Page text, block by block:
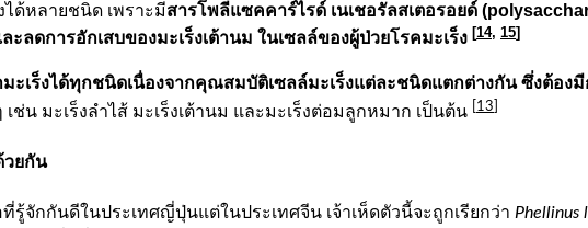
ด้หลายชนิด เพราะมีสารโพลีแซคคาร์ไรด์ เนเชอรัลสเตอรอยด์ (
ะลดการอักเสบของมะเร็งเต้านม ในเซลล์ของผู้ป่วยโรคมะเร็ง [14, 15]
เร็งได้ทุกชนิดเนื่องจากคุณสมบัติเซลล์มะเร็งแต่ละชนิดแตกต่างกัน ซึ่งต้อง
น มะเร็งลำไส้ มะเร็งเต้านม และมะเร็งต่อมลูกหมาก เป็นต้น
13
วยกัน
รู้จักกันดีในประเทศญี่ปุ่นแต่ในประเทศจีน เจ้าเห็ดตัวนี้จะถูกเรียกว่า Phellinus